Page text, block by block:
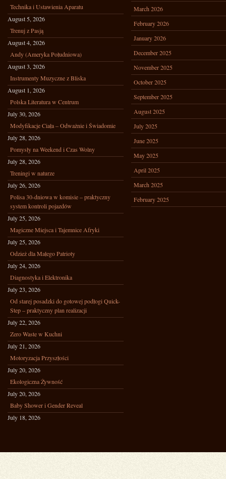
Technika i Ustawienia Aparatu
August 5, 2026
Trenuj z Pasją
August 4, 2026
Andy (Ameryka Południowa)
August 3, 2026
Instrumenty Muzyczne z Bliska
August 1, 2026
Polska Literatura w Centrum
July 30, 2026
Modyfikacje Ciała – Odważnie i Świadomie
July 28, 2026
Pomysły na Weekend i Czas Wolny
July 28, 2026
Treningi w naturze
July 26, 2026
Polisa 30-dniowa w komisie – praktyczny
system kontroli pojazdów
July 25, 2026
Magiczne Miejsca i Tajemnice Afryki
July 25, 2026
Odzież dla Małego Patrioty
July 24, 2026
Diagnostyka i Elektronika
July 23, 2026
Od starej posadzki do gotowej podłogi Quick-
Step – praktyczny plan realizacji
July 22, 2026
Zero Waste w Kuchni
July 21, 2026
Motoryzacja Przyszłości
July 20, 2026
Ekologiczna Żywność
July 20, 2026
Baby Shower i Gender Reveal
July 18, 2026
March 2026
February 2026
January 2026
December 2025
November 2025
October 2025
September 2025
August 2025
July 2025
June 2025
May 2025
April 2025
March 2025
February 2025